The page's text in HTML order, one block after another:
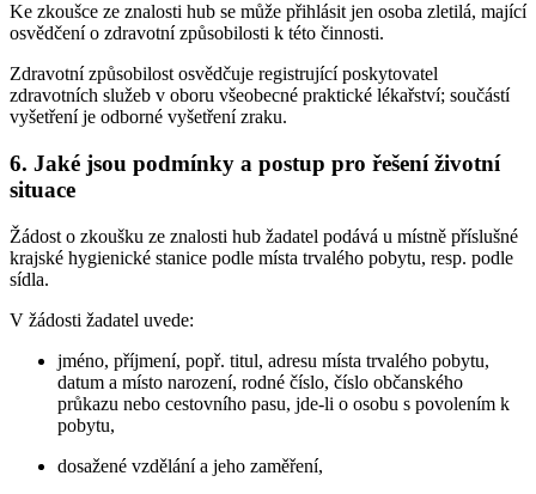
Ke zkoušce ze znalosti hub se může přihlásit jen osoba zletilá, mající
osvědčení o zdravotní způsobilosti k této činnosti.
Zdravotní způsobilost osvědčuje registrující poskytovatel
zdravotních služeb v oboru všeobecné praktické lékařství; součástí
vyšetření je odborné vyšetření zraku.
6. Jaké jsou podmínky a postup pro řešení životní
situace
Žádost o zkoušku ze znalosti hub žadatel podává u místně příslušné
krajské hygienické stanice podle místa trvalého pobytu, resp. podle
sídla.
V žádosti žadatel uvede:
jméno, příjmení, popř. titul, adresu místa trvalého pobytu,
datum a místo narození, rodné číslo, číslo občanského
průkazu nebo cestovního pasu, jde-li o osobu s povolením k
pobytu,
dosažené vzdělání a jeho zaměření,